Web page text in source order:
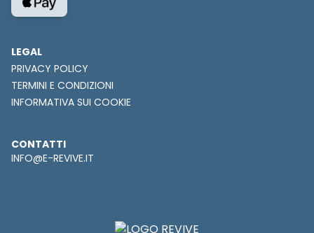
LEGAL
PRIVACY POLICY
TERMINI E CONDIZIONI
INFORMATIVA SUI COOKIE
CONTATTI
INFO@E-REVIVE.IT